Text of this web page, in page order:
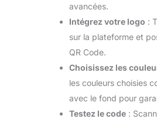
avancées.
Intégrez votre logo :
sur la plateforme et
QR Code.
Choisissez les
les couleurs choisies
avec le fond pour
Testez le code :